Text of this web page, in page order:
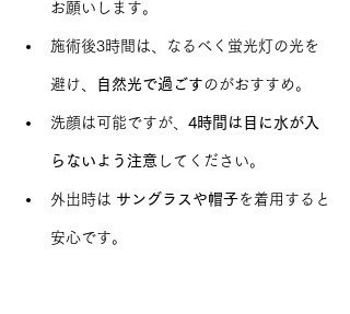
お願いします。
施術後3時間は、なるべく蛍光灯の光を
避け、 自然光で過ごすのがおすすめ。
洗顔は可能ですが、 4時間は目に水が入
らないよう注意 してください。
外出時は サングラスや帽子を着用すると
安心です。